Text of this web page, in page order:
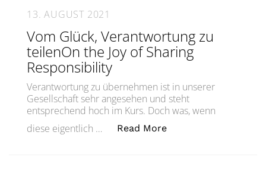
13. AUGUST 2021
Vom Glück, Verantwortung zu
teilenOn the Joy of Sharing
Responsibility
Verantwortung zu übernehmen ist in unserer
Gesellschaft sehr angesehen und steht
entsprechend hoch im Kurs. Doch was, wenn
diese eigentlich …
Read More„Vom Glück,